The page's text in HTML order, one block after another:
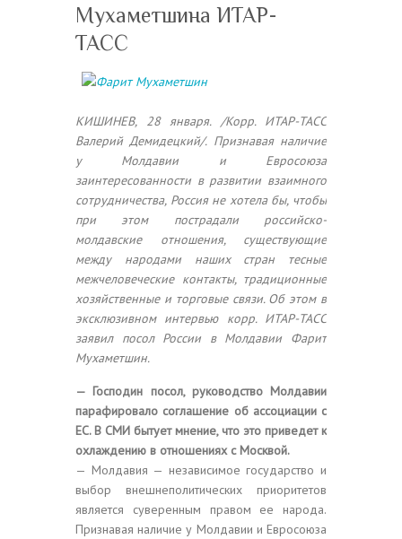
Мухаметшина ИТАР-
ТАСС
КИШИНЕВ, 28 января. /Корр. ИТАР-ТАСС
Валерий Демидецкий/. Признавая наличие
у Молдавии и Евросоюза
заинтересованности в развитии взаимного
сотрудничества, Россия не хотела бы, чтобы
при этом пострадали российско-
молдавские отношения, существующие
между народами наших стран тесные
межчеловеческие контакты, традиционные
хозяйственные и торговые связи. Об этом в
эксклюзивном интервью корр. ИТАР-ТАСС
заявил посол России в Молдавии Фарит
Мухаметшин.
— Господин посол, руководство Молдавии
парафировало соглашение об ассоциации с
ЕС. В СМИ бытует мнение, что это приведет к
охлаждению в отношениях с Москвой.
— Молдавия — независимое государство и
выбор внешнеполитических приоритетов
является суверенным правом ее народа.
Признавая наличие у Молдавии и Евросоюза